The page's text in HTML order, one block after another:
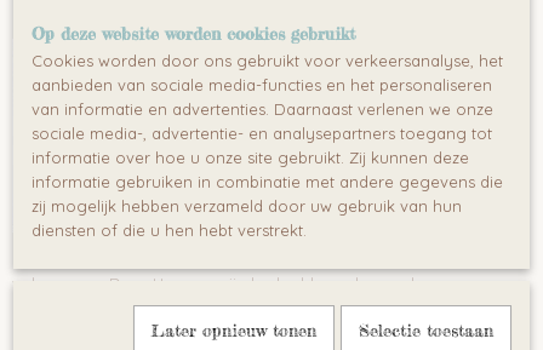
volwassene. Deze Hangers zijn bedoeld om door volwassenen
gedragen te worden . Gelieve deze niet om de nek van uw kind te
Op deze website worden cookies gebruikt
Cookies worden door ons gebruikt voor verkeersanalyse, het
aanbieden van sociale media-functies en het personaliseren
van informatie en advertenties. Daarnaast verlenen we onze
sociale media-, advertentie- en analysepartners toegang tot
informatie over hoe u onze site gebruikt. Zij kunnen deze
informatie gebruiken in combinatie met andere gegevens die
zij mogelijk hebben verzameld door uw gebruik van hun
diensten of die u hen hebt verstrekt.
Later opnieuw tonen Selectie toestaan